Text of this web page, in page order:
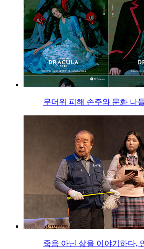
무더위 피해 손주와 문화 나
죽음 아닌 삶을 이야기하다,